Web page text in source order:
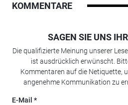
KOMMENTARE
SAGEN SIE UNS
Die qualifizierte Meinung unserer
ist ausdrücklich erwünscht.
Kommentaren auf die Netiquette,
angenehme Kommunikation zu
E-Mail